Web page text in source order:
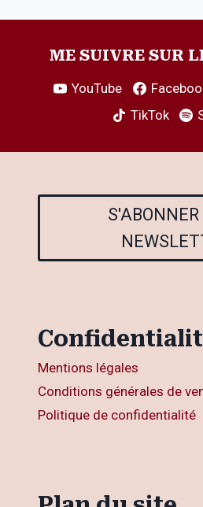
ME SUIVRE SUR
YouTube
TikTok
Mentions légales
Conditions générales de
Politique de confidentialité